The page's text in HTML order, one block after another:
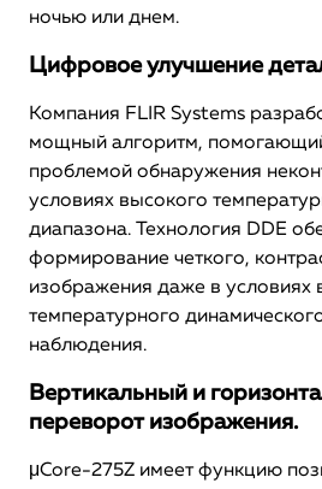
ночью или днем.
Цифровое улучшение
Компания FLIR Systems
мощный алгоритм,
проблемой обнаружения
условиях высокого
диапазона. Технология DDE
формирование четкого,
изображения даже в условиях
температурного
наблюдения.
Вертикальный и
переворот изображения.
μCore-275Z имеет функцию